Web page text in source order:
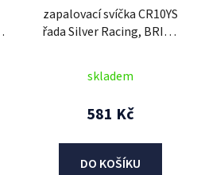
zapalovací svíčka CR10YS
řada Silver Racing, BRISK
skladem
581 Kč
DO KOŠÍKU